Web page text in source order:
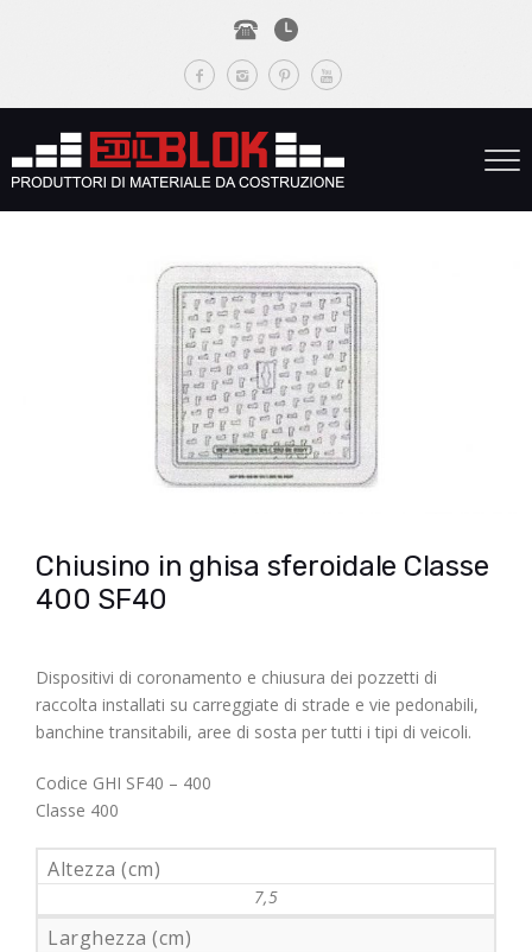
Chiusino in ghisa sferoidale Classe
400 SF40
Dispositivi di coronamento e chiusura dei pozzetti di
raccolta installati su carreggiate di strade e vie pedonabili,
banchine transitabili, aree di sosta per tutti i tipi di veicoli.
Codice GHI SF40 – 400
Classe 400
Altezza (cm)
7,5
Larghezza (cm)